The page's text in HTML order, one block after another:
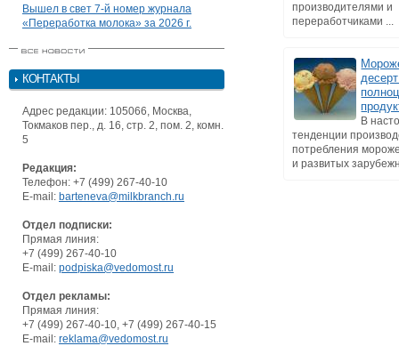
Вышел в свет 7-й номер журнала
«Переработка молока» за 2026 г.
КОНТАКТЫ
Адрес редакции: 105066, Москва,
Токмаков пер., д. 16, стр. 2, пом. 2, комн.
5
Редакция:
Телефон: +7 (499) 267-40-10
E-mail: barteneva@milkbranch.ru
Отдел подписки:
Прямая линия:
+7 (499) 267-40-10
E-mail: podpiska@vedomost.ru
Отдел рекламы:
Прямая линия:
+7 (499) 267-40-10, +7 (499) 267-40-15
E-mail: reklama@vedomost.ru
производителями и
переработчиками ...
В
тенденции
потребления
и развитых